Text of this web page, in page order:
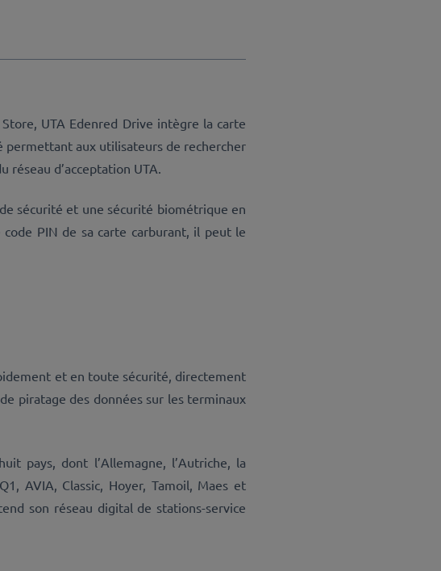
UTA Edenred Drive intègre la carte
permettant aux utilisateurs de rechercher
d’acceptation UTA.
sécurité et une sécurité biométrique en
PIN de sa carte carburant, il peut le
et en toute sécurité, directement
piratage des données sur les terminaux
pays, dont l’Allemagne, l’Autriche, la
AVIA, Classic, Hoyer, Tamoil, Maes et
son réseau digital de stations-service